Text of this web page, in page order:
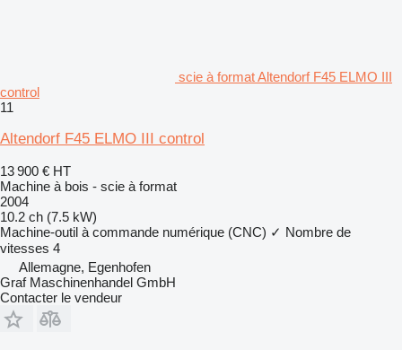
scie à format Altendorf F45 ELMO III
control
11
Altendorf F45 ELMO III control
13 900 € HT
Machine à bois - scie à format
2004
10.2 ch (7.5 kW)
Machine-outil à commande numérique (CNC) ✓ Nombre de
vitesses 4
Allemagne, Egenhofen
Graf Maschinenhandel GmbH
Contacter le vendeur